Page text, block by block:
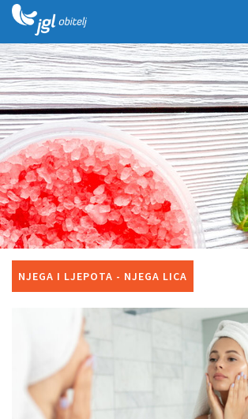
NJEGA I LJEPOTA - NJEGA LICA